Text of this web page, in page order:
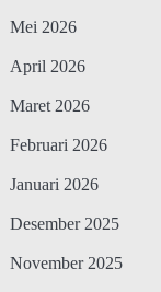
Mei 2026
April 2026
Maret 2026
Februari 2026
Januari 2026
Desember 2025
November 2025